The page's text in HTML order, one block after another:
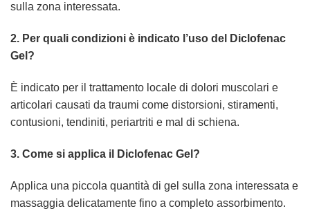
sulla zona interessata.
2. Per quali condizioni è indicato l’uso del
Diclofenac
Gel ?
È indicato per il trattamento locale di dolori muscolari e
articolari causati da traumi come distorsioni, stiramenti,
contusioni, tendiniti, periartriti e mal di schiena.
3. Come si applica il Diclofenac Gel ?
Applica una piccola quantità di gel sulla zona interessata e
massaggia delicatamente fino a completo assorbimento.